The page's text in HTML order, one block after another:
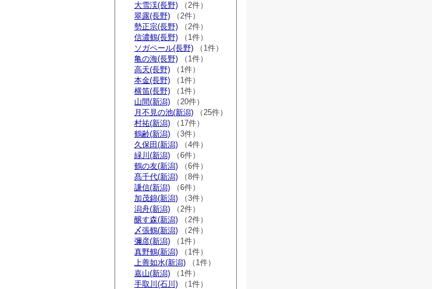
大雪渓(長野) （2件）
翠露(長野) （2件）
勢正宗(長野) （2件）
信濃鶴(長野) （1件）
ソガペール(長野) （1件）
亀の海(長野) （1件）
高天(長野) （1件）
本金(長野) （1件）
横笛(長野) （1件）
山間(新潟) （20件）
月不見の池(新潟) （25件）
村祐(新潟) （17件）
鶴齢(新潟) （3件）
久保田(新潟) （4件）
緑川(新潟) （6件）
鶴の友(新潟) （6件）
髙千代(新潟) （8件）
謙信(新潟) （6件）
加茂錦(新潟) （3件）
潟舟(新潟) （2件）
醸す森(新潟) （2件）
〆張鶴(新潟) （2件）
彌彦(新潟) （1件）
真野鶴(新潟) （1件）
上善如水(新潟) （1件）
嘉山(新潟) （1件）
手取川(石川) （1件）